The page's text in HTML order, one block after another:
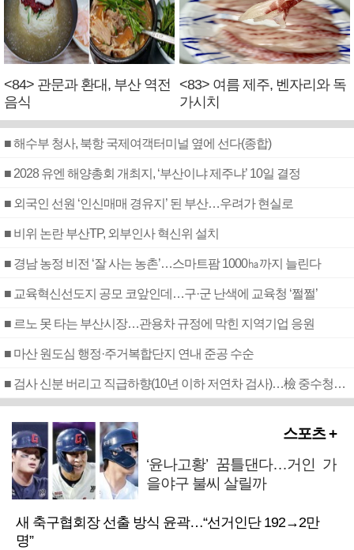
<84> 관문과 환대, 부산 역전
음식
<83> 여름 제주, 벤자리와 독
가시치
■ 해수부 청사, 북항 국제여객터미널 옆에 선다(종합)
■ 2028 유엔 해양총회 개최지, ‘부산이냐 제주냐’ 10일 결정
■ 외국인 선원 ‘인신매매 경유지’ 된 부산…우려가 현실로
■ 비위 논란 부산TP, 외부인사 혁신위 설치
■ 경남 농정 비전 ‘잘 사는 농촌’…스마트팜 1000㏊까지 늘린다
■ 교육혁신선도지 공모 코앞인데…구·군 난색에 교육청 ‘쩔쩔’
■ 르노 못 타는 부산시장…관용차 규정에 막힌 지역기업 응원
■ 마산 원도심 행정·주거복합단지 연내 준공 수순
■ 검사 신분 버리고 직급하향(10년 이하 저연차 검사)…檢 중수청행 기피
스포츠 +
‘윤나고황’ 꿈틀댄다…거인 가
을야구 불씨 살릴까
새 축구협회장 선출 방식 윤곽…“선거인단 192→2만
명”